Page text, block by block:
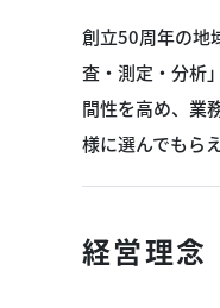
創立50周年の地
査・測定・分析
間性を高め、業
様に選んでもら
経営理念